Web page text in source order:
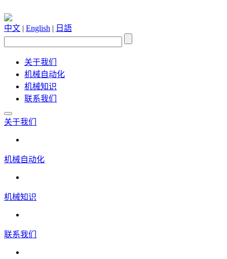
中文 | English | 日語
关于我们
机械自动化
机械知识
联系我们
关于我们
机械自动化
机械知识
联系我们